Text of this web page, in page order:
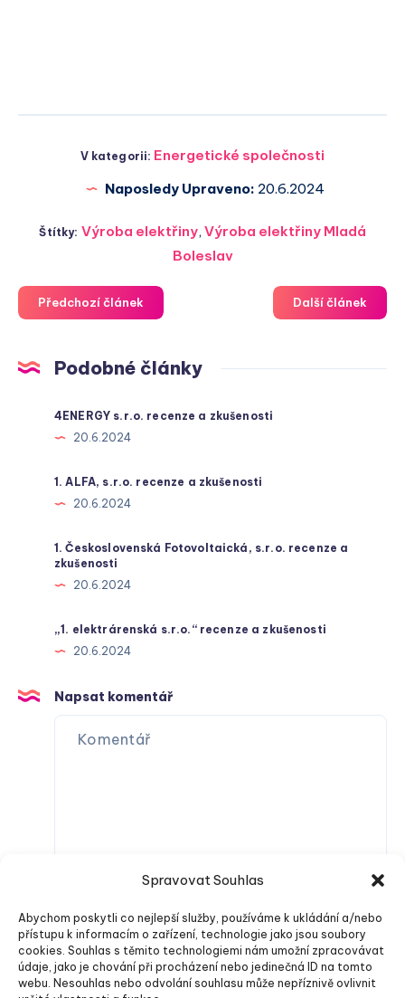
Spravovat Souhlas
Abychom poskytli co nejlepší služby, používáme k ukládání a/nebo
přístupu k informacím o zařízení, technologie jako jsou soubory
cookies. Souhlas s těmito technologiemi nám umožní zpracovávat
údaje, jako je chování při procházení nebo jedinečná ID na tomto
webu. Nesouhlas nebo odvolání souhlasu může nepříznivě ovlivnit
V kategorii: Energetické společnosti
Naposledy Upraveno: 20.6.2024
Štítky: Výroba elektřiny, Výroba elektřiny Mladá
Boleslav
Předchozí článek Další článek
Podobné články
4ENERGY s.r.o. recenze a zkušenosti
20.6.2024
1. ALFA, s.r.o. recenze a zkušenosti
20.6.2024
1. Československá Fotovoltaická, s.r.o. recenze a
zkušenosti
20.6.2024
„1. elektrárenská s.r.o.“ recenze a zkušenosti
20.6.2024
Napsat komentář